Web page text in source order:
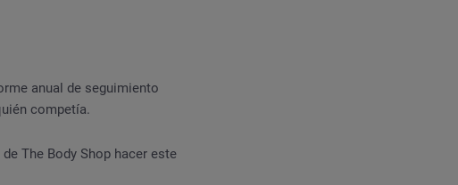
anual de seguimiento
competía.
The Body Shop hacer este